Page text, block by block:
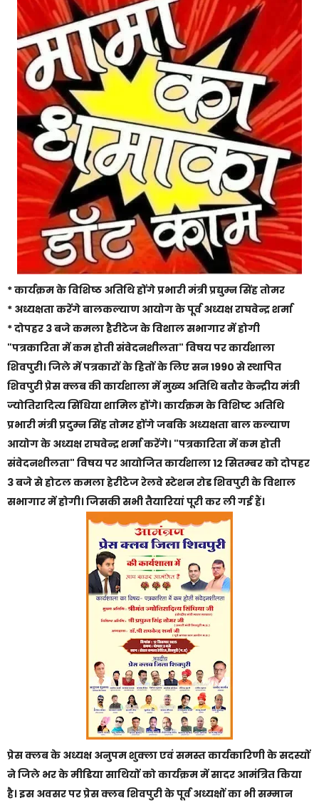
* कार्यक्रम के विशिष्ठ अतिथि होंगे प्रभारी मंत्री प्रद्युम्न सिंह तोमर
* अध्यक्षता करेंगे बालकल्याण आयोग के पूर्व अध्यक्ष राघवेन्द्र शर्मा
* दोपहर 3 बजे कमला हैरीटेज के विशाल सभागार में होगी
"पत्रकारिता में कम होती संवेदनशीलता" विषय पर कार्यशाला
शिवपुरी। जिले में पत्रकारों के हितों के लिए सन 1990 से स्थापित
शिवपुरी प्रेस क्लब की कार्यशाला में मुख्य अतिथि बतौर केन्द्रीय मंत्री
ज्योतिरादित्य सिंधिया शामिल होंगे। कार्यक्रम के विशिष्ट अतिथि
प्रभारी मंत्री प्रदुम्न सिंह तोमर होंगे जबकि अध्यक्षता बाल कल्याण
आयोग के अध्यक्ष राघवेन्द्र शर्मा करेंगे। "पत्रकारिता में कम होती
संवेदनशीलता" विषय पर आयोजित कार्यशाला 12 सितम्बर को दोपहर
3 बजे से होटल कमला हेरीटेज रेलवे स्टेशन रोड शिवपुरी के विशाल
सभागार में होगी। जिसकी सभी तैयारियां पूरी कर ली गई हैं।
प्रेस क्लब के अध्यक्ष अनुपम शुक्ला एवं समस्त कार्यकारिणी के सदस्यों
ने जिले भर के मीडिया साथियों को कार्यक्रम में सादर आमंत्रित किया
है। इस अवसर पर प्रेस क्लब शिवपुरी के पूर्व अध्यक्षों का भी सम्मान